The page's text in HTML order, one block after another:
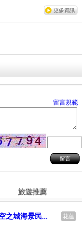
更多資訊
留言規範
旅遊推薦
花蓮
之城海景民...